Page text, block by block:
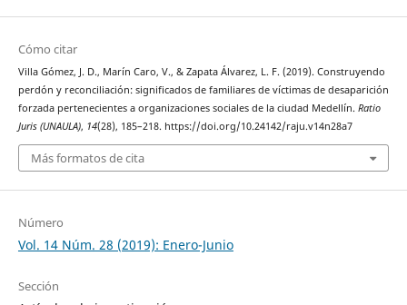
Cómo citar
Villa Gómez, J. D., Marín Caro, V., & Zapata Álvarez, L. F. (2019). Construyendo
perdón y reconciliación: significados de familiares de víctimas de desaparición
forzada pertenecientes a organizaciones sociales de la ciudad Medellín. Ratio
Juris (UNAULA), 14(28), 185–218. https://doi.org/10.24142/raju.v14n28a7
Más formatos de cita
Número
Vol. 14 Núm. 28 (2019): Enero-Junio
Sección